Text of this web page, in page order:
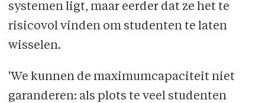
systemen ligt, maar eerder dat ze het te
risicovol vinden om studenten te laten
wisselen.
'We kunnen de maximumcapaciteit niet
garanderen: als plots te veel studenten